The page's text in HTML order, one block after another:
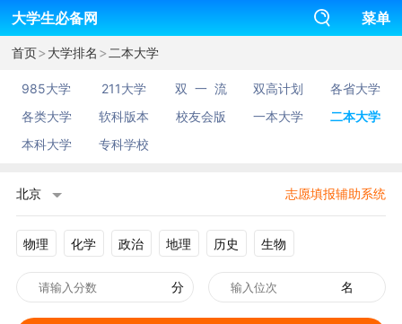
大学生必备网 菜单
首页>大学排名 > 二本大学
985大学 211大学 双 一 流 双高计划
各省大学
各类大学
软科版本 校友会版 一本大学
二本大学
本科大学
专科学校
北京 志愿填报辅助系统
物理 化学 政治 地理 历史 生物
分 名